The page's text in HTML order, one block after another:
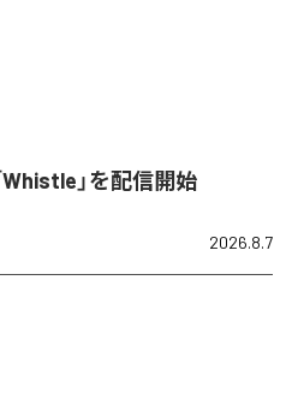
」を配信開始
2026.8.7